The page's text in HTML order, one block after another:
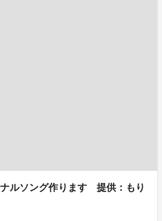
ルソング作ります 提供：もり